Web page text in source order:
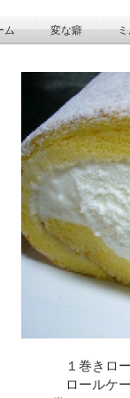
ム 変な癖
１巻きロ
ロールケ